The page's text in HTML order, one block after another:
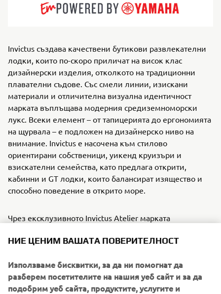
Invictus създава качествени бутикови развлекателни
лодки, които по-скоро приличат на висок клас
дизайнерски изделия, отколкото на традиционни
плавателни съдове. Със смели линии, изискани
материали и отличителна визуална идентичност
марката въплъщава модерния средиземноморски
лукс. Всеки елемент – от тапицерията до ергономията
на щурвала – е подложен на дизайнерско ниво на
внимание. Invictus е насочена към стилово
ориентирани собственици, уикенд круизъри и
взискателни семейства, като предлага открити,
кабинни и GT лодки, които балансират изящество и
способно поведение в открито море.
Чрез ексклузивното Invictus Atelier марката
предлагайки специализирана услуга за
избират цветове и
довършителни елементи, за да създадат уникален,
единствен по рода си плавателен съд. Фирмената
НИЕ ЦЕНИМ ВАШАТА ПОВЕРИТЕЛНОСТ
Използваме бисквитки, за да ни помогнат да
разберем посетителите на нашия уеб сайт и за да
подобрим уеб сайта, продуктите, услугите и